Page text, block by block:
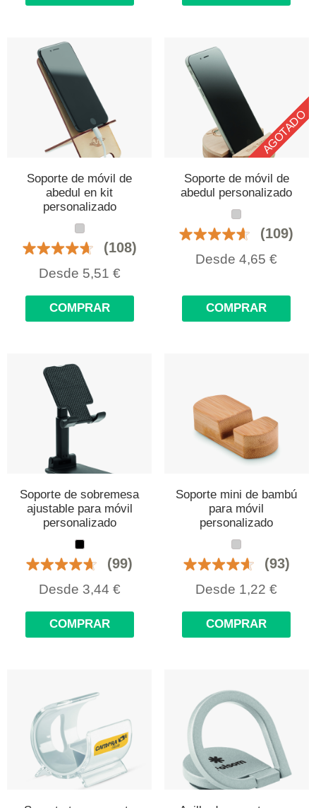
Soporte de móvil de
abedul en kit
personalizado
(108)
Desde 5,51 €
COMPRAR
AGOTADO
Soporte de móvil de
abedul personalizado
(109)
Desde4,65 €
COMPRAR
Soporte de sobremesa
ajustable para móvil
personalizado
(99)
Desde 3,44 €
COMPRAR
Soporte mini de bambú
para móvil
personalizado
(93)
Desde 1,22 €
COMPRAR